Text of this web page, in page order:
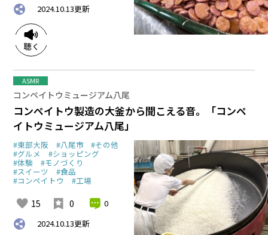
2024.10.13更新
コンペイトウミュージアム八尾
コンペイトウ製造の大釜から聞こえる音。「コンペ
イトウミュージアム八尾」
#東部大阪 #八尾市 #その他
#グルメ #ショッピング
#体験 #モノづくり
#スイーツ #食品
#コンペイトウ #工場
15 0
0
2024.10.13更新
ASMR